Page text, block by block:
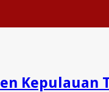
Kepulauan